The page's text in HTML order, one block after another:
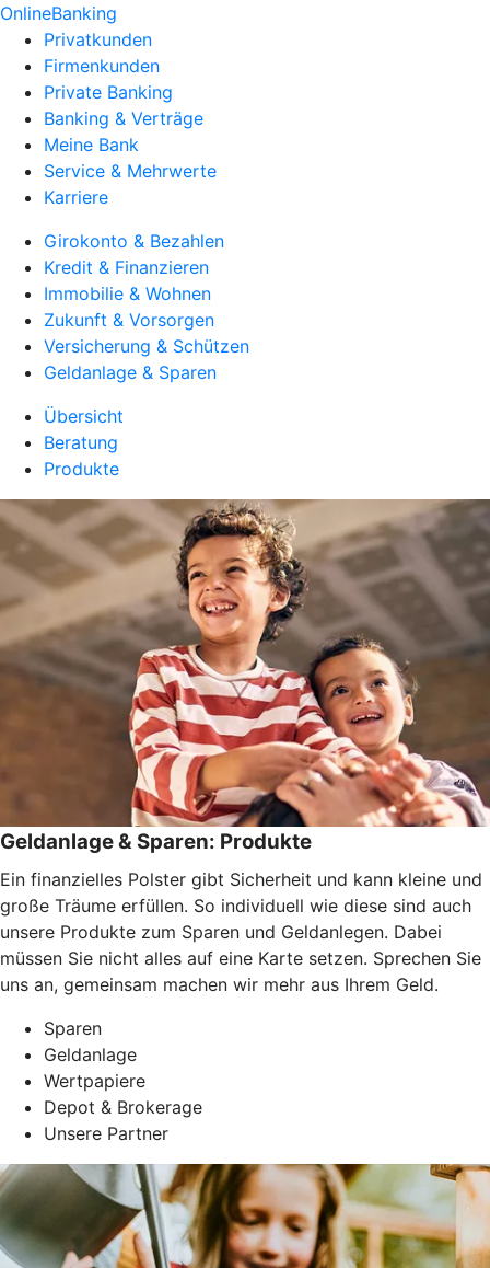
OnlineBanking
Privatkunden
Firmenkunden
Private Banking
Banking & Verträge
Meine Bank
Service & Mehrwerte
Karriere
Girokonto & Bezahlen
Kredit & Finanzieren
Immobilie & Wohnen
Zukunft & Vorsorgen
Versicherung & Schützen
Geldanlage & Sparen
Übersicht
Beratung
Produkte
Geldanlage & Sparen: Produkte
Ein finanzielles Polster gibt Sicherheit und kann kleine und
große Träume erfüllen. So individuell wie diese sind auch
unsere Produkte zum Sparen und Geldanlegen. Dabei
müssen Sie nicht alles auf eine Karte setzen. Sprechen Sie
uns an, gemeinsam machen wir mehr aus Ihrem Geld.
Sparen
Geldanlage
Wertpapiere
Depot & Brokerage
Unsere Partner